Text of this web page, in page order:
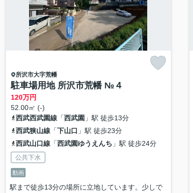
所沢市大字荒幡
駐車場用地 所沢市荒幡 №４
120万円
52.00㎡ (-)
西武西武園線「西武園 」駅 徒歩13分
西武狭山線「下山口 」駅 徒歩23分
西武山口線「西武園ゆうえんち 」駅 徒歩24分
公共下水
動画
駅まで徒歩13分の場所に立地しています。少しで